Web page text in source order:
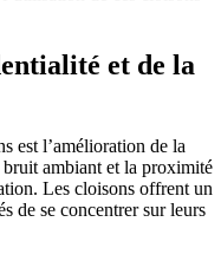
et de la
est l’amélioration de la
ambiant et la proximité
Les cloisons offrent un
de se concentrer sur leurs